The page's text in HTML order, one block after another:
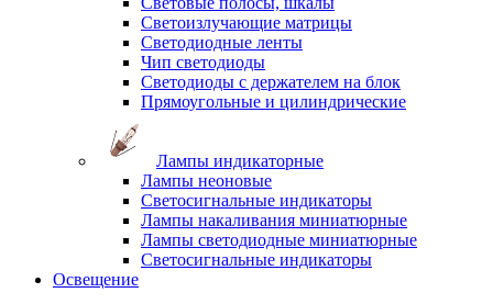
Светоизлучающие матрицы
Светодиодные ленты
Чип светодиоды
Светодиоды с держателем на блок
Прямоугольные и цилиндрические
Лампы индикаторные
Лампы неоновые
Светосигнальные индикаторы
Лампы накаливания миниатюрные
Лампы светодиодные миниатюрные
Светосигнальные индикаторы
Освещение